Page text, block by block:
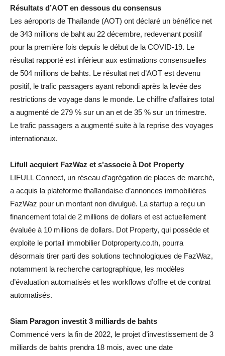
Résultats d’AOT en dessous du consensus
Les aéroports de Thaïlande (AOT) ont déclaré un bénéfice net
de 343 millions de baht au 22 décembre, redevenant positif
pour la première fois depuis le début de la COVID-19. Le
résultat rapporté est inférieur aux estimations consensuelles
de 504 millions de bahts. Le résultat net d’AOT est devenu
positif, le trafic passagers ayant rebondi après la levée des
restrictions de voyage dans le monde. Le chiffre d’affaires total
a augmenté de 279 % sur un an et de 35 % sur un trimestre.
Le trafic passagers a augmenté suite à la reprise des voyages
internationaux.
Lifull acquiert FazWaz et s’associe à Dot Property
LIFULL Connect, un réseau d’agrégation de places de marché,
a acquis la plateforme thaïlandaise d’annonces immobilières
FazWaz pour un montant non divulgué. La startup a reçu un
financement total de 2 millions de dollars et est actuellement
évaluée à 10 millions de dollars. Dot Property, qui possède et
exploite le portail immobilier Dotproperty.co.th, pourra
désormais tirer parti des solutions technologiques de FazWaz,
notamment la recherche cartographique, les modèles
d’évaluation automatisés et les workflows d’offre et de contrat
automatisés.
Siam Paragon investit 3 milliards de bahts
Commencé vers la fin de 2022, le projet d’investissement de 3
milliards de bahts prendra 18 mois, avec une date